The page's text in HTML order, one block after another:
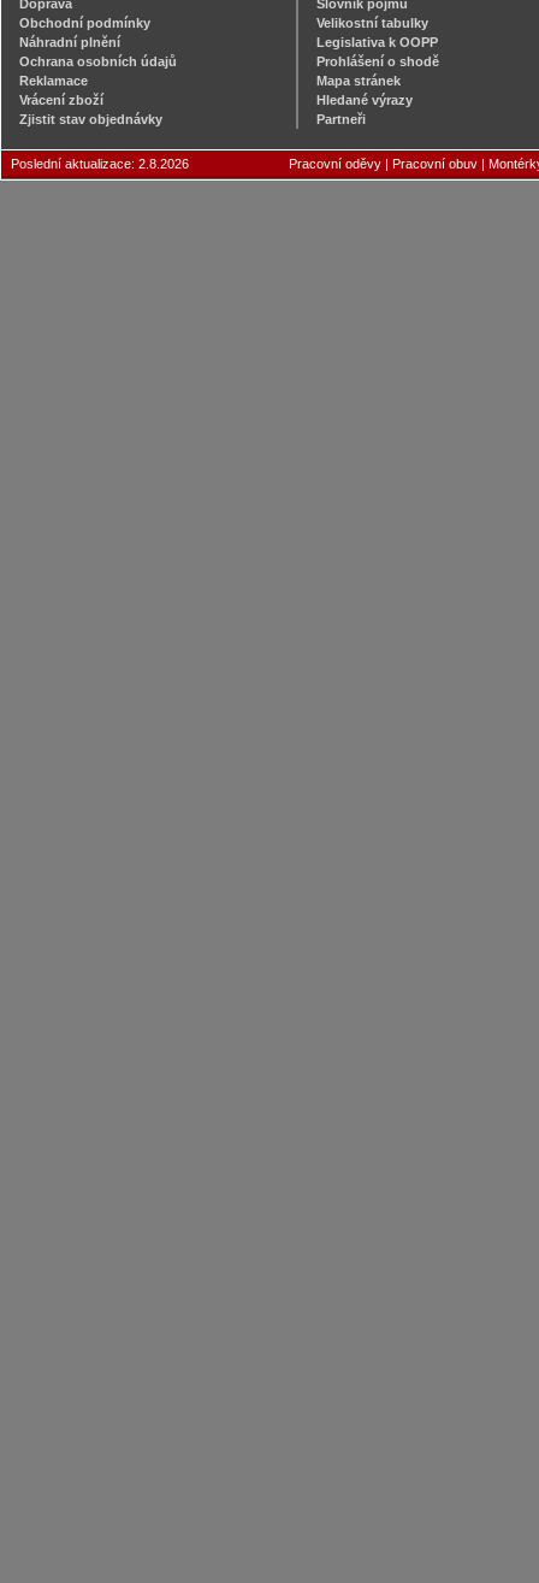
Doprava
Obchodní podmínky
Náhradní plnění
Ochrana osobních údajů
Reklamace
Vrácení zboží
Zjistit stav objednávky
Slovník pojmů
Velikostní tabulky
Legislativa k OOPP
Prohlášení o shodě
Mapa stránek
Hledané výrazy
Partneři
Poslední aktualizace: 2.8.2026 Pracovní oděvy | Pracovní obuv |